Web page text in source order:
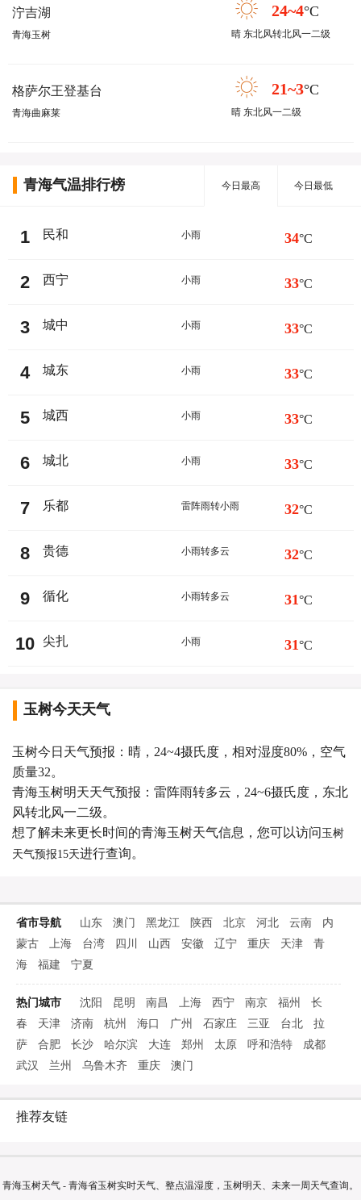
泞吉湖
青海玉树
24~4°C
晴 东北风转北风一二级
格萨尔王登基台
青海曲麻莱
21~3°C
晴 东北风一二级
青海气温排行榜 今日最高 今日最低
1 民和 小雨 34°C
2 西宁 小雨 33°C
3 城中 小雨 33°C
4 城东 小雨 33°C
5 城西 小雨 33°C
6 城北 小雨 33°C
7 乐都 雷阵雨转小雨 32°C
8 贵德 小雨转多云 32°C
9 循化 小雨转多云 31°C
10 尖扎 小雨 31°C
玉树今天天气
玉树今日天气预报：晴，24~4摄氏度，相对湿度80%，空气
质量32。
青海玉树明天天气预报：雷阵雨转多云，24~6摄氏度，东北
风转北风一二级。
想了解未来更长时间的青海玉树天气信息，您可以访问 玉树
天气预报15天进行查询。
省市导航 山东 澳门 黑龙江 陕西 北京 河北 云南
内
蒙古
上海 台湾 四川 山西 安徽 辽宁 重庆 天津
青
海
福建 宁夏
热门城市 沈阳 昆明 南昌 上海 西宁 南京 福州
长
春
天津 济南 杭州 海口 广州 石家庄 三亚 台北
拉
萨
合肥 长沙 哈尔滨 大连 郑州 太原 呼和浩特
成都
武汉
兰州 乌鲁木齐 重庆 澳门
推荐友链
青海玉树天气 - 青海省玉树实时天气、整点温湿度，玉树明天、未来一周天气查询。